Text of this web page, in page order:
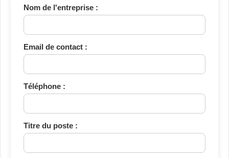
Nom de l'entreprise :
Email de contact :
Téléphone :
Titre du poste :